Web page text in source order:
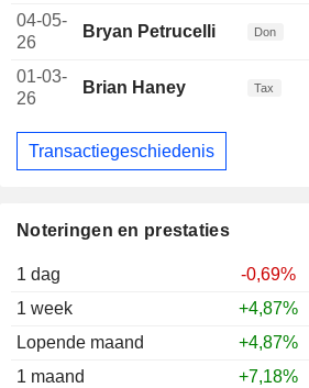
Noteringen en prestaties
1 dag
-0,69%
1 week
+4,87%
Lopende maand
+4,87%
1 maand
+7,18%
04-05-
26
Bryan Petrucelli Don
01-03-
26
Brian Haney Tax
Transactiegeschiedenis